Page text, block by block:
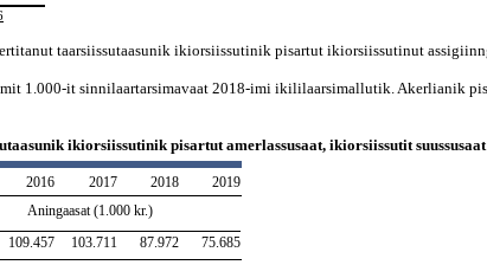
taarsiissutaasunik ikiorsiissutinik pisartut ikiorsiissutinut
1.000-it sinnilaartarsimavaat 2018-imi ikililaarsimallutik. Akerlianik
ikiorsiissutinik pisartut amerlassusaat, ikiorsiissutit
2016 2017 2018
2019
Aningaasat (1.000 kr.)
109.457 103.711 87.972
75.685